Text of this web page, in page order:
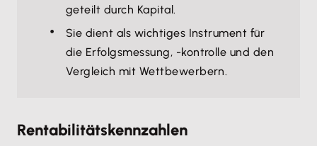
geteilt durch Kapital.
Sie dient als wichtiges Instrument für
die Erfolgsmessung, -kontrolle und den
Vergleich mit Wettbewerbern.
Rentabilitätskennzahlen